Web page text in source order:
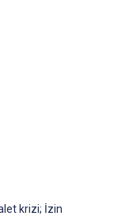
krizi; İzin